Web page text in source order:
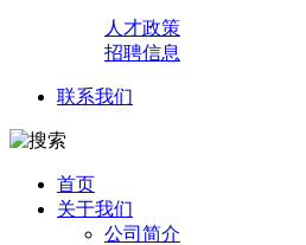
人才政策
招聘信息
联系我们
首页
关于我们
公司简介